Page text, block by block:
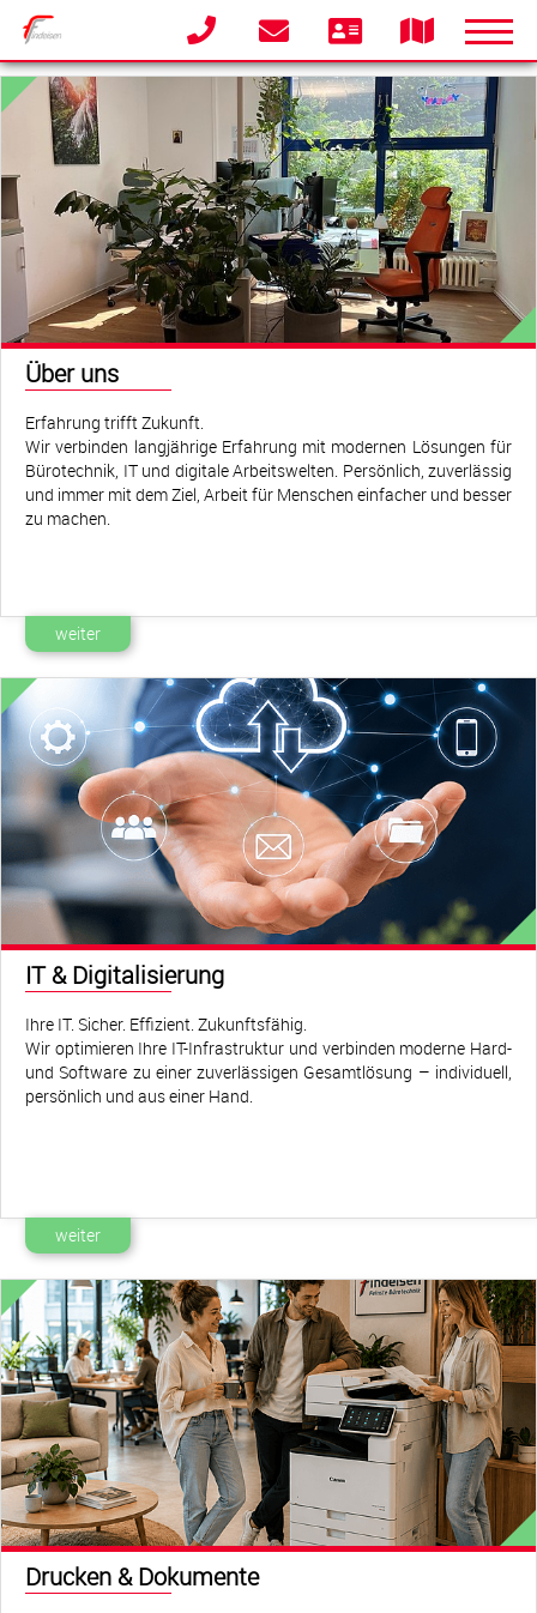
Partner & Produkte
Großformat Systeme
Service
Monatsgedanken
Impressum
Datenschutz
AGB
Kontakt
Servicetechniker online anfordern
Ticket System Anmeldung
info@buerotechnik-findeisen.de
+49 (0)30 93 57 96 2
vCard speichern
Öffnungszeiten
Über uns
Erfahrung trifft Zukunft.
Wir verbinden langjährige Erfahrung mit modernen Lösungen für
Bürotechnik, IT und digitale Arbeitswelten. Persönlich, zuverlässig
und immer mit dem Ziel, Arbeit für Menschen einfacher und besser
zu machen.
weiter
IT & Digitalisierung
Ihre IT. Sicher. Effizient. Zukunftsfähig.
Wir optimieren Ihre IT-Infrastruktur und verbinden moderne Hard-
und Software zu einer zuverlässigen Gesamtlösung – individuell,
persönlich und aus einer Hand.
weiter
Drucken & Dokumente